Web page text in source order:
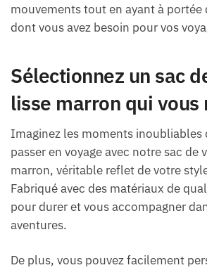
mouvements tout en ayant à portée
dont vous avez besoin pour vos
Sélectionnez un sac
lisse marron qui vous
Imaginez les moments inoubliables
passer en voyage avec notre sac de
marron, véritable reflet de votre
Fabriqué avec des matériaux de
pour durer et vous accompagner
aventures.
De plus, vous pouvez facilement